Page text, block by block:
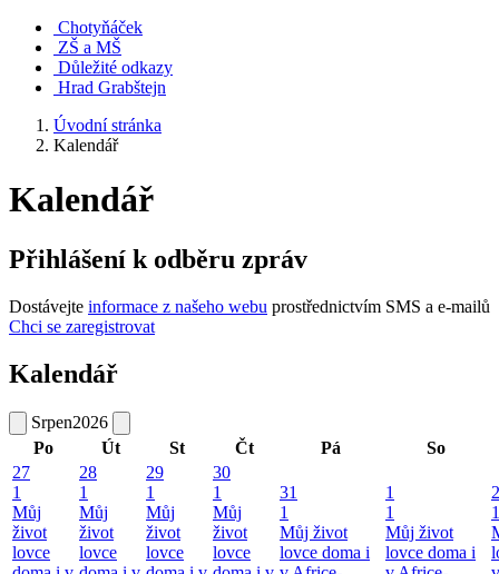
Chotyňáček
ZŠ a MŠ
Důležité odkazy
Hrad Grabštejn
Úvodní stránka
Kalendář
Kalendář
Přihlášení k odběru zpráv
Dostávejte informace z našeho webu prostřednictvím SMS a e-mailů
Chci se zaregistrovat
Kalendář
Srpen2026
Po
Út St Čt Pá
So
27
1
Můj
život
lovce
28
1
Můj
život
lovce
29
1
Můj
život
lovce
30
1
Můj
život
lovce
31
1
Můj život
lovce doma i
1
1
Můj život
lovce doma i
2
1